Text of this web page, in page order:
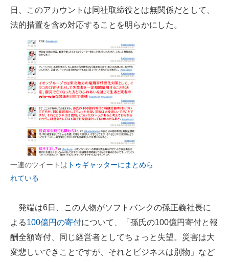
ビジネスと働き方のヒント
AI活用のいまが分かる
企業ITのトレンドを詳説
経営リーダーのコミュニティ
マーケ×ITの今がよく分かる
ITエンジニア向け専門サイト
企業向けIT製品の総合サイト
製造業のIT導入・活用を支援
モノづくり技術者専門サイト
エレクトロニクス専門サイト
電子設計の基本と応用
日、このアカウントは同社取締役とは無関係だとして、
法的措置を含め対応することを明らかにした。
一連のツイートは トゥギャッターにまとめら
れている
発端は6日、この人物がソフトバンクの孫正義社長に
よる100億円の寄付について、「孫氏の100億円寄付と報
酬全額寄付、同じ経営者としてちょっと失望。災害は大
変悲しいできことですが、それとビジネスは別物」など